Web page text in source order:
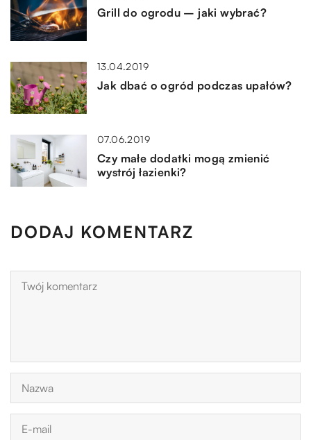
Grill do ogrodu – jaki wybrać?
13.04.2019
Jak dbać o ogród podczas upałów?
07.06.2019
Czy małe dodatki mogą zmienić
wystrój łazienki?
DODAJ KOMENTARZ